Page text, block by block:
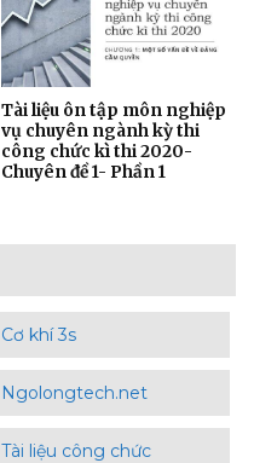
Tài liệu ôn tập môn nghiệp
vụ chuyên ngành kỳ thi
công chức kì thi 2020-
Chuyên đề 1- Phần 1
Cơ khí 3s
Ngolongtech.net
Tài liệu công chức